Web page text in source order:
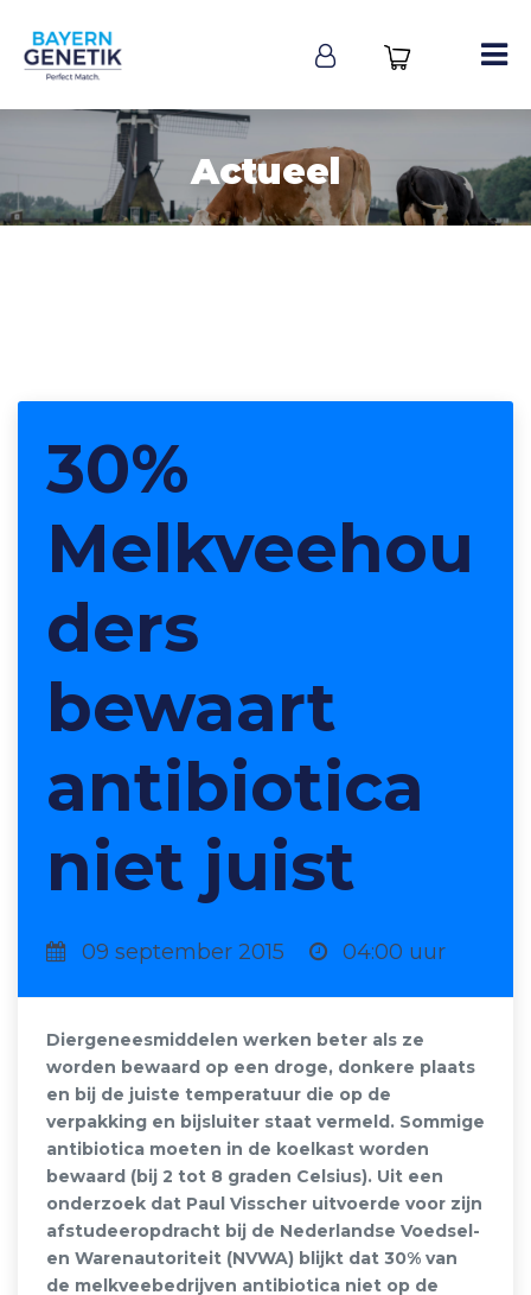
Actueel
30%
Melkveehou
ders
bewaart
antibiotica
niet juist
09 september 2015 04:00 uur
Diergeneesmiddelen werken beter als ze
worden bewaard op een droge, donkere plaats
en bij de juiste temperatuur die op de
verpakking en bijsluiter staat vermeld. Sommige
antibiotica moeten in de koelkast worden
bewaard (bij 2 tot 8 graden Celsius). Uit een
onderzoek dat Paul Visscher uitvoerde voor zijn
afstudeeropdracht bij de Nederlandse Voedsel-
en Warenautoriteit (NVWA) blijkt dat 30% van
de melkveebedrijven antibiotica niet op de